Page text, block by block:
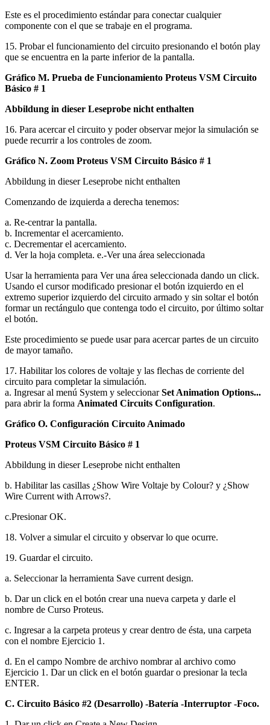
Este es el procedimiento estándar para conectar cualquier
componente con el que se trabaje en el programa.
15. Probar el funcionamiento del circuito presionando el botón play
que se encuentra en la parte inferior de la pantalla.
Gráfico M. Prueba de Funcionamiento Proteus VSM Circuito
Básico # 1
Abbildung in dieser Leseprobe nicht enthalten
16. Para acercar el circuito y poder observar mejor la simulación se
puede recurrir a los controles de zoom.
Gráfico N. Zoom Proteus VSM Circuito Básico # 1
Abbildung in dieser Leseprobe nicht enthalten
Comenzando de izquierda a derecha tenemos:
a. Re-centrar la pantalla.
b. Incrementar el acercamiento.
c. Decrementar el acercamiento.
d. Ver la hoja completa. e.-Ver una área seleccionada
Usar la herramienta para Ver una área seleccionada dando un click.
Usando el cursor modificado presionar el botón izquierdo en el
extremo superior izquierdo del circuito armado y sin soltar el botón
formar un rectángulo que contenga todo el circuito, por último soltar
el botón.
Este procedimiento se puede usar para acercar partes de un circuito
de mayor tamaño.
17. Habilitar los colores de voltaje y las flechas de corriente del
circuito para completar la simulación.
a. Ingresar al menú System y seleccionarSet Animation Options...
para abrir la forma Animated Circuits Configuration.
Gráfico O. Configuración Circuito Animado
Proteus VSM Circuito Básico # 1
Abbildung in dieser Leseprobe nicht enthalten
b. Habilitar las casillas ¿Show Wire Voltaje by Colour? y ¿Show
Wire Current with Arrows?.
c.Presionar OK.
18. Volver a simular el circuito y observar lo que ocurre.
19. Guardar el circuito.
a. Seleccionar la herramienta Save current design.
b. Dar un click en el botón crear una nueva carpeta y darle el
nombre de Curso Proteus.
c. Ingresar a la carpeta proteus y crear dentro de ésta, una carpeta
con el nombre Ejercicio 1.
d. En el campo Nombre de archivo nombrar al archivo como
Ejercicio 1. Dar un click en el botón guardar o presionar la tecla
ENTER.
C. Circuito Básico #2 (Desarrollo) -Batería -Interruptor -Foco.